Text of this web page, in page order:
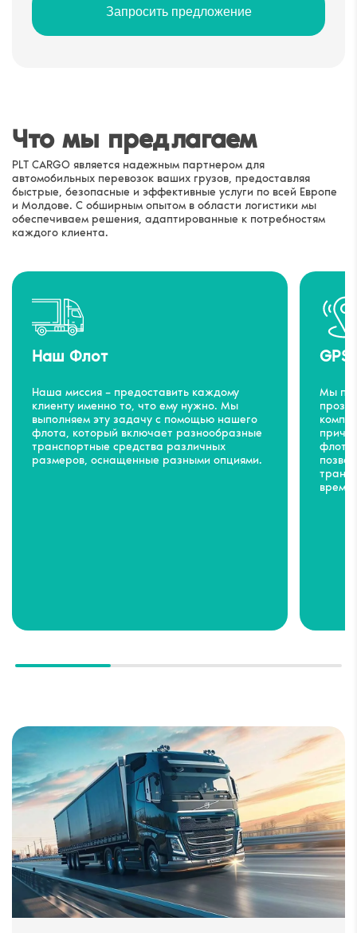
Запросить предложение
Что мы предлагаем
PLT CARGO является надежным партнером для
автомобильных перевозок ваших грузов, предоставляя
быстрые, безопасные и эффективные услуги по всей Европе
и Молдове. С обширным опытом в области логистики мы
обеспечиваем решения, адаптированные к потребностям
каждого клиента.
Наш Флот
Наша миссия – предоставить каждому
клиенту именно то, что ему нужно. Мы
выполняем эту задачу с помощью нашего
флота, который включает разнообразные
транспортные средства различных
размеров, оснащенные разными опциями.
Мы
флоте
Я согласен с
конфиденциальности
Отправить